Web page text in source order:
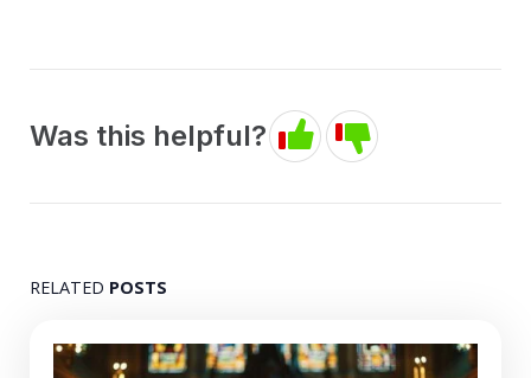
Was this helpful?
RELATED POSTS